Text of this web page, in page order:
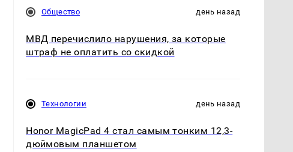
Общество день назад
МВД перечислило нарушения, за которые
штраф не оплатить со скидкой
Технологии день назад
Honor MagicPad 4 стал самым тонким 12,3-
дюймовым планшетом